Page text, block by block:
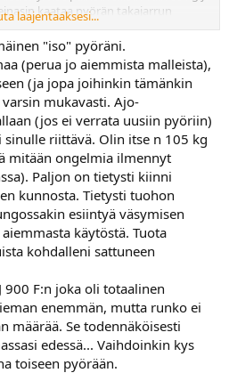
kaataa pyörän takajarrun
en sen ajo-ominaisuuksia voi
ennen XJ 750 F tai 900 F mallia.
laajentaaksesi...
"iso" pyöräni.
(perua jo aiemmista malleista),
(ja jopa joihinkin tämänkin
mukavasti. Ajo-
(jos ei verrata uusiin pyöriin)
riittävä. Olin itse n 105 kg
mitään ongelmia ilmennyt
Paljon on tietysti kiinni
kunnosta. Tietysti tuohon
esiintyä väsymisen
käytöstä. Tuota
kohdalleni sattuneen
900 F:n joka oli totaalinen
enemmän, mutta runko ei
määrää. Se todennäköisesti
edessä... Vaihdoinkin kys
toiseen pyörään.